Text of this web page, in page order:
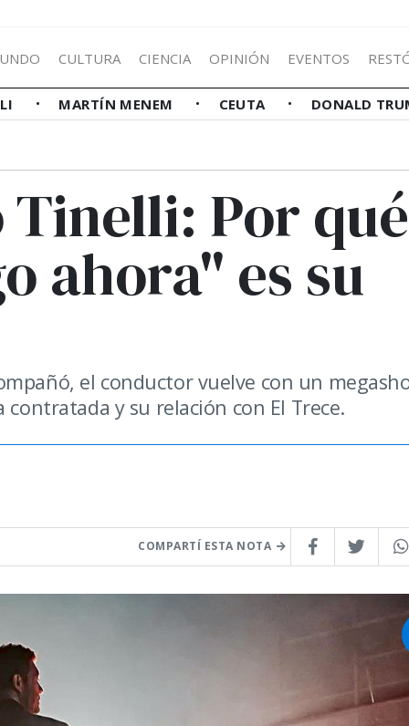
CULTURA CIENCIA OPINIÓN EVENTOS
MARTÍN MENEM CEUTA DONALD
Por qué
ahora" es su
el conductor vuelve con un
y su relación con El Trece.
COMPARTÍ ESTA NOTA